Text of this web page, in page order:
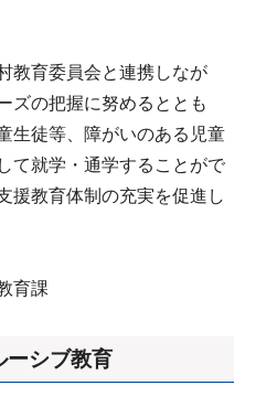
教育委員会と連携しなが
ズの把握に努めるととも
生徒等、障がいのある児童
て就学・通学することがで
援教育体制の充実を促進し
育課
ーシブ教育